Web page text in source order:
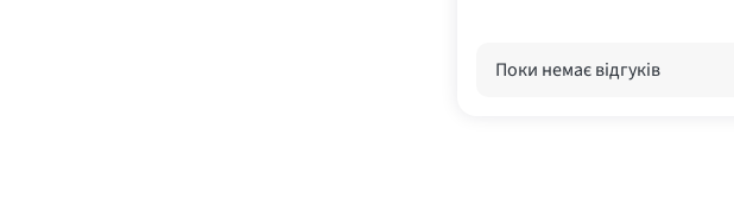
Поки немає відгуків